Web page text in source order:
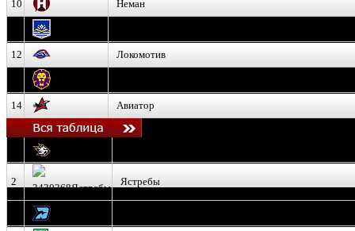
10 Неман
12 Локомотив
14 Авиатор
2 Ястребы